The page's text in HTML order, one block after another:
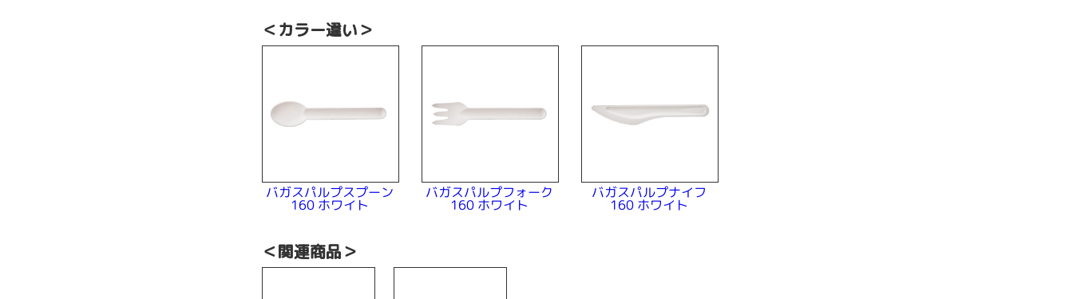
＜カラー違い＞
バガスパルプスプーン
160 ホワイト
バガスパルプフォーク
160 ホワイト
バガスパルプナイフ
160 ホワイト
＜関連商品＞